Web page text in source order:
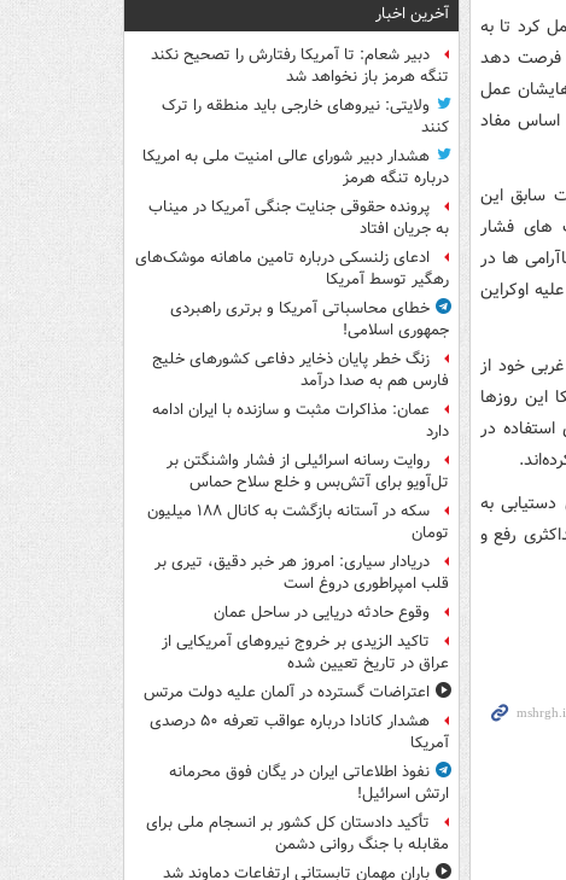
کرد تا به
فرصت دهد
عمل
اساس مفاد
اقدام یکجانبه دولت سابق این
سیاست های فشار
ها در
اوکراین
خود از
این روزها
در
دستیابی به
رفع و
آخرین اخبار
دبیر شعام: تا آمریکا رفتارش را تصحیح نکند
تنگه هرمز باز نخواهد شد
ولایتی: نیروهای خارجی باید منطقه را ترک
کنند
هشدار دبیر شورای عالی امنیت ملی به امریکا
درباره تنگه هرمز
پرونده حقوقی جنایت جنگی آمریکا در میناب
به جریان افتاد
ادعای زلنسکی درباره تامین ماهانه موشک‌های
رهگیر توسط آمریکا
خطای محاسباتی آمریکا و برتری راهبردی
جمهوری اسلامی!
زنگ خطر پایان ذخایر دفاعی کشورهای خلیج
فارس هم به صدا درآمد
عمان: مذاکرات مثبت و سازنده با ایران ادامه
دارد
روایت رسانه اسرائیلی از فشار واشنگتن بر
تل‌آویو برای آتش‌بس و خلع سلاح حماس
سکه در آستانه بازگشت به کانال ۱۸۸ میلیون
تومان
دریادار سیاری: امروز هر خبر دقیق، تیری بر
قلب امپراطوری دروغ است
وقوع حادثه دریایی در ساحل عمان
تاکید الزیدی بر خروج نیروهای آمریکایی از
عراق در تاریخ تعیین شده
اعتراضات گسترده در آلمان علیه دولت مرتس
هشدار کانادا درباره عواقب تعرفه ۵۰ درصدی
آمریکا
نفوذ اطلاعاتی ایران در یگان فوق محرمانه
ارتش اسرائیل!
تأکید دادستان کل کشور بر انسجام ملی برای
مقابله با جنگ روانی دشمن
باران مهمان تابستانی ارتفاعات دماوند شد